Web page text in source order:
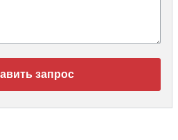
запрос